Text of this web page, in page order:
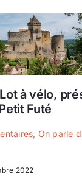
à vélo,
Futé
, On parle
2022